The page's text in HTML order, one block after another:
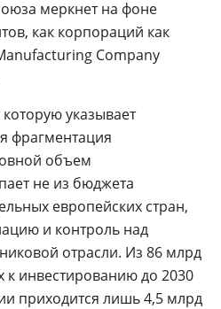
меркнет на фоне
как корпораций как
Company
указывает
фрагментация
объем
не из бюджета
европейских стран,
и контроль над
отрасли. Из 86 млрд
инвестированию до 2030
приходится лишь 4,5 млрд